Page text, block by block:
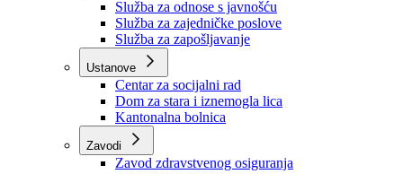
Organizacije
Službe
Služba za odnose s javnošću
Služba za zajedničke poslove
Služba za zapošljavanje
Ustanove
Centar za socijalni rad
Dom za stara i iznemogla lica
Kantonalna bolnica